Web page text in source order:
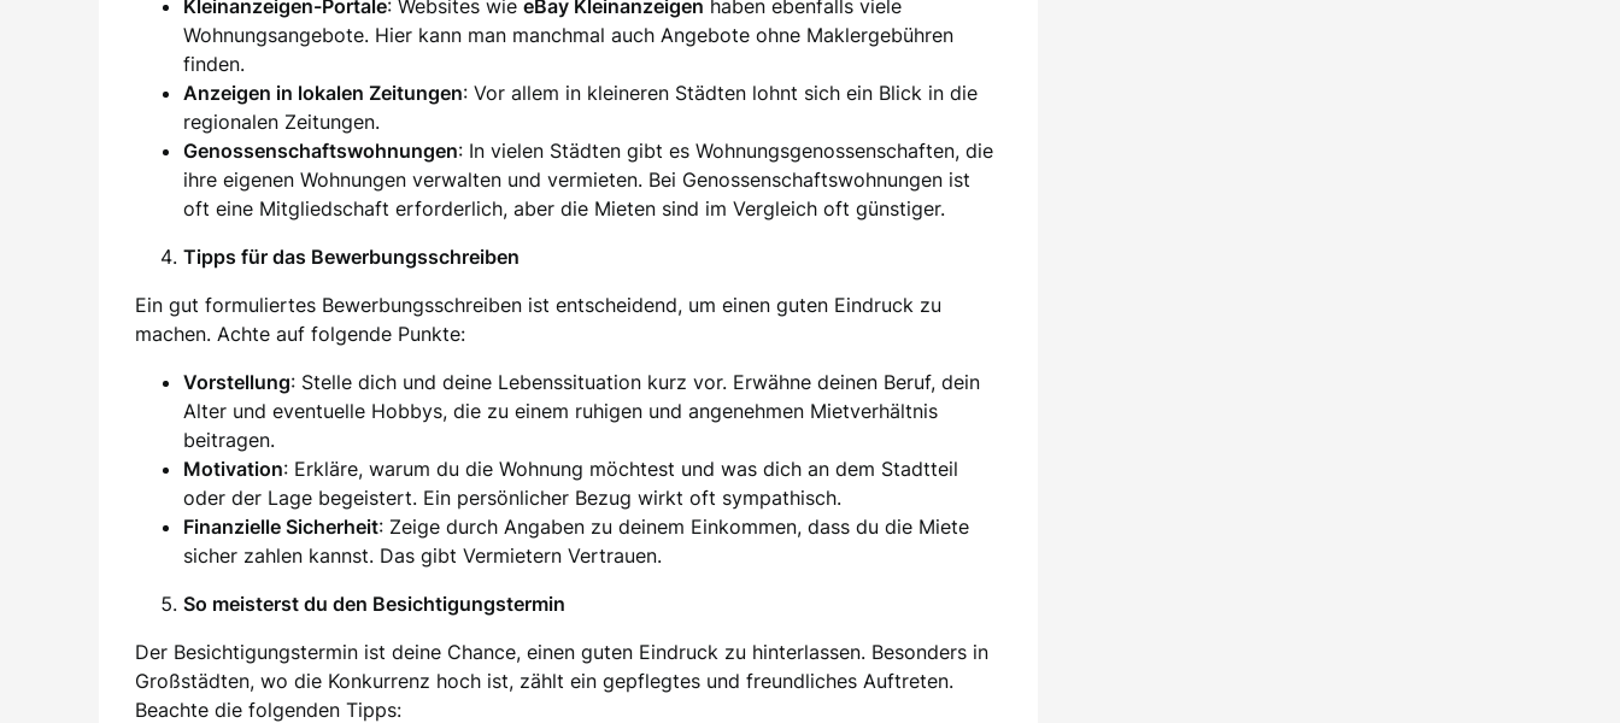
Kleinanzeigen-Portale: Websites wie eBay Kleinanzeigen haben ebenfalls viele
Wohnungsangebote. Hier kann man manchmal auch Angebote ohne Maklergebühren
finden.
Anzeigen in lokalen Zeitungen: Vor allem in kleineren Städten lohnt sich ein Blick in die
regionalen Zeitungen.
Genossenschaftswohnungen: In vielen Städten gibt es Wohnungsgenossenschaften, die
ihre eigenen Wohnungen verwalten und vermieten. Bei Genossenschaftswohnungen ist
oft eine Mitgliedschaft erforderlich, aber die Mieten sind im Vergleich oft günstiger.
Tipps für das Bewerbungsschreiben
Ein gut formuliertes Bewerbungsschreiben ist entscheidend, um einen guten Eindruck zu
machen. Achte auf folgende Punkte:
Vorstellung: Stelle dich und deine Lebenssituation kurz vor. Erwähne deinen Beruf, dein
Alter und eventuelle Hobbys, die zu einem ruhigen und angenehmen Mietverhältnis
beitragen.
Motivation: Erkläre, warum du die Wohnung möchtest und was dich an dem Stadtteil
oder der Lage begeistert. Ein persönlicher Bezug wirkt oft sympathisch.
Finanzielle Sicherheit: Zeige durch Angaben zu deinem Einkommen, dass du die Miete
sicher zahlen kannst. Das gibt Vermietern Vertrauen.
So meisterst du den Besichtigungstermin
Der Besichtigungstermin ist deine Chance, einen guten Eindruck zu hinterlassen. Besonders in
Großstädten, wo die Konkurrenz hoch ist, zählt ein gepflegtes und freundliches Auftreten.
Beachte die folgenden Tipps: